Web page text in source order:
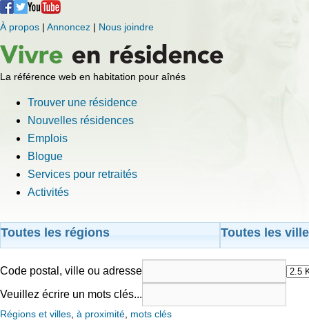
À propos | Annoncez | Nous joindre
La référence web en habitation pour aînés
Trouver une résidence
Nouvelles résidences
Emplois
Blogue
Services pour retraités
Activités
Toutes les régions Toutes les
Code postal, ville ou adresse
Veuillez écrire un mots clés...
Régions et villes à proximité mots clés